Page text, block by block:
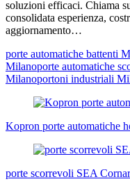
soluzioni efficaci. Chiama
consolidata esperienza,
aggiornamento…
porte automatiche battenti
Milanoporte automatiche
Milanoportoni industriali
Navigazione
articoli
Kopron porte automatiche
porte scorrevoli SEA